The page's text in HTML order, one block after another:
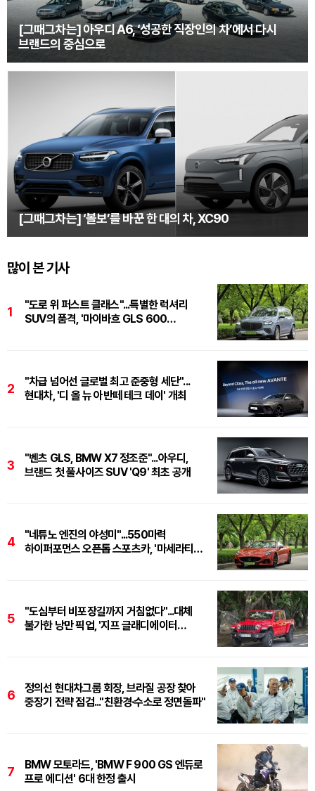
[그때그차는] 아우디 A6, ‘성공한 직장인의 차’에서 다시
브랜드의 중심으로
[그때그차는] ‘볼보’를 바꾼 한 대의 차, XC90
많이 본 기사
1
"도로 위 퍼스트 클래스"...특별한 럭셔리
SUV의 품격, '마이바흐 GLS 600
2
"차급 넘어선 글로벌 최고 준중형 세단"...
현대차, '디 올 뉴 아반떼 테크 데이' 개최
3
"벤츠 GLS, BMW X7 정조준"...아우디,
브랜드 첫 풀사이즈 SUV 'Q9' 최초 공개
4
"네튜노 엔진의 야성미"...550마력
하이퍼포먼스 오픈톱 스포츠카, '마세라티
5
"도심부터 비포장길까지 거침없다"...대체
불가한 낭만 픽업, '지프 글래디에이터
6
정의선 현대차그룹 회장, 브라질 공장 찾아
중장기 전략 점검..."친환경·수소로 정면돌파"
7
BMW 모토라드, 'BMW F 900 GS 엔듀로
프로 에디션' 6대 한정 출시